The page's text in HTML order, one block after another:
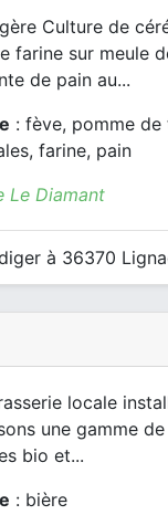
Culture de
farine sur meule
de pain au...
: fève, pomme de
farine, pain
Le Diamant
à 36370
locale
une gamme
bio et...
: bière